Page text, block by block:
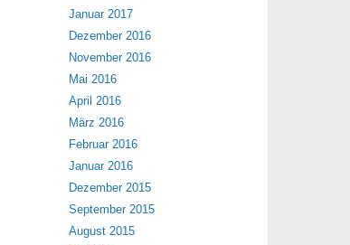
Januar 2017
Dezember 2016
November 2016
Mai 2016
April 2016
März 2016
Februar 2016
Januar 2016
Dezember 2015
September 2015
August 2015